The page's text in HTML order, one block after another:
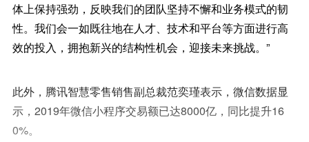
体上保持强劲，反映我们的团队坚持不懈和业务模式的韧
性。我们会一如既往地在人才、技术和平台等方面进行高
效的投入，拥抱新兴的结构性机会，迎接未来挑战。”
此外，腾讯智慧零售销售副总裁范奕瑾表示，微信数据显
示，2019年微信小程序交易额已达8000亿，同比提升16
0%。